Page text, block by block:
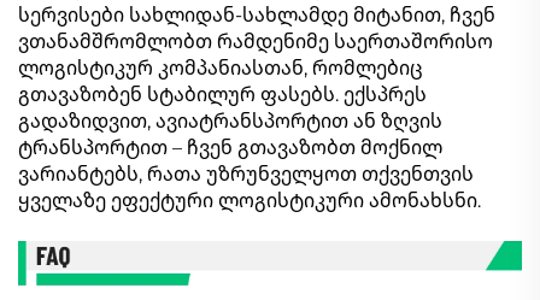
სერვისები სახლიდან-სახლამდე მიტანით, ჩვენ
ვთანამშრომლობთ რამდენიმე საერთაშორისო
ლოგისტიკურ კომპანიასთან, რომლებიც
გთავაზობენ სტაბილურ ფასებს. ექსპრეს
გადაზიდვით, ავიატრანსპორტით ან ზღვის
ტრანსპორტით – ჩვენ გთავაზობთ მოქნილ
ვარიანტებს, რათა უზრუნველყოთ თქვენთვის
ყველაზე ეფექტური ლოგისტიკური ამონახსნი.